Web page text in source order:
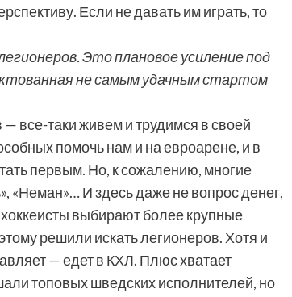
Если не давать им играть, то
Это плановое усиление под
не самым удачным стартом
все-таки живем и трудимся в своей
помочь нам и на евроарене, и в
первым. Но, к сожалению, многие
«Неман»… И здесь даже не вопрос денег,
выбирают более крупные
решили искать легионеров. Хотя и
— едет в КХЛ. Плюс хватает
топовых шведских исполнителей, но